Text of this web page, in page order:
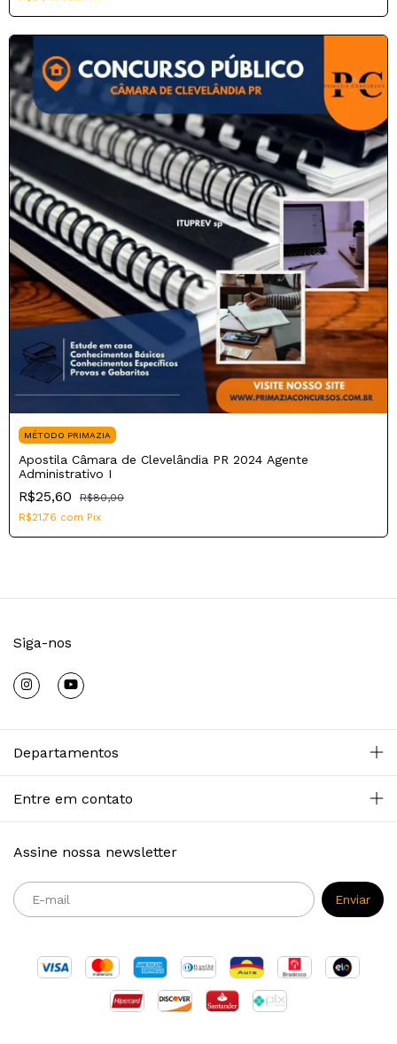
MÉTODO PRIMAZIA
Apostila Câmara de Clevelândia PR 2024 Agente
Administrativo I
R$25,60
R$80,00
R$21,76 com Pix
Siga-nos
Departamentos
Entre em contato
Assine nossa newsletter